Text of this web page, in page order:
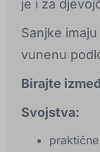
je i za
Sanjke
vunenu
Birajte
Svojstva: